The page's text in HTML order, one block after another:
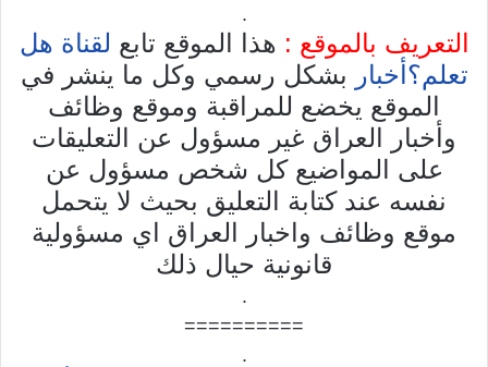
.
التعريف بالموقع : هذا الموقع تابع لقناة هل
تعلم؟أخبار بشكل رسمي وكل ما ينشر في
الموقع يخضع للمراقبة وموقع وظائف
وأخبار العراق غير مسؤول عن التعليقات
على المواضيع كل شخص مسؤول عن
نفسه عند كتابة التعليق بحيث لا يتحمل
موقع وظائف واخبار العراق اي مسؤولية
قانونية حيال ذلك
.
==========
.